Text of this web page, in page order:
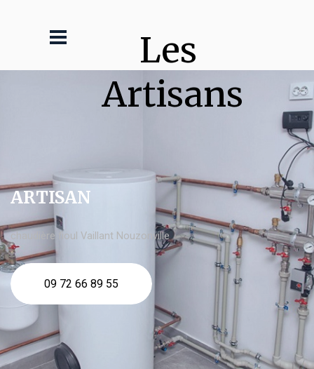
Les
Artisans
ARTISAN
chaudière fioul Vaillant Nouzonville
09 72 66 89 55